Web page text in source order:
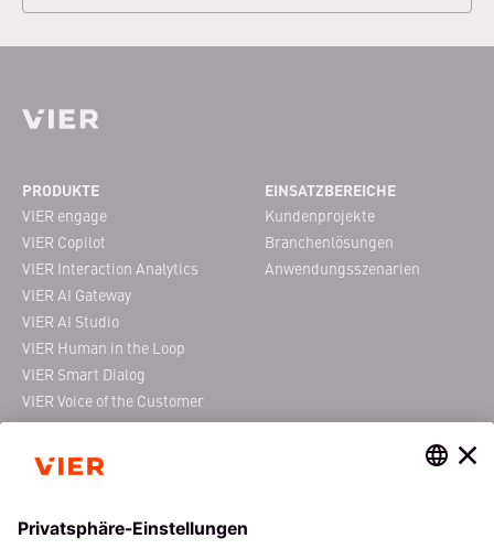
Footer Navigation
PRODUKTE
VIER engage
VIER Copilot
VIER Interaction Analytics
VIER AI Gateway
VIER AI Studio
VIER Human in the Loop
VIER Smart Dialog
VIER Voice of the Customer
VIER Conferencing
EINSATZBEREICHE
Kundenprojekte
Branchenlösungen
Anwendungsszenarien
News